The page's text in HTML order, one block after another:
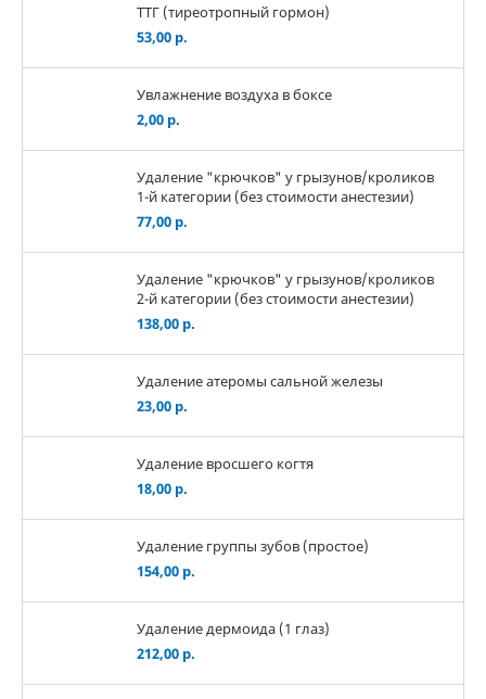
ТТГ (тиреотропный гормон)
53,00 р.
Увлажнение воздуха в боксе
2,00 р.
Удаление "крючков" у грызунов/кроликов
1-й категории (без стоимости анестезии)
77,00 р.
Удаление "крючков" у грызунов/кроликов
2-й категории (без стоимости анестезии)
138,00 р.
Удаление атеромы сальной железы
23,00 р.
Удаление вросшего когтя
18,00 р.
Удаление группы зубов (простое)
154,00 р.
Удаление дермоида (1 глаз)
212,00 р.